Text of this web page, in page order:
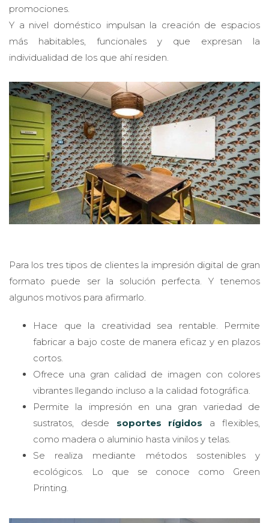
promociones.
Y a nivel doméstico impulsan la creación de espacios
más habitables, funcionales y que expresan la
individualidad de los que ahí residen.
Para los tres tipos de clientes la impresión digital de gran
formato puede ser la solución perfecta. Y tenemos
algunos motivos para afirmarlo.
Hace que la creatividad sea rentable. Permite
fabricar a bajo coste de manera eficaz y en plazos
cortos.
Ofrece una gran calidad de imagen con colores
vibrantes llegando incluso a la calidad fotográfica.
Permite la impresión en una gran variedad de
sustratos, desde soportes rígidos a flexibles,
como madera o aluminio hasta vinilos y telas.
Se realiza mediante métodos sostenibles y
ecológicos. Lo que se conoce como Green
Printing.